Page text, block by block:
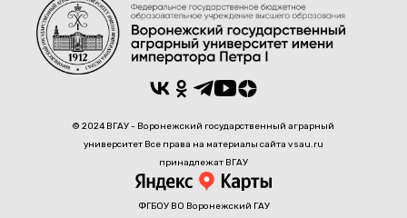
© 2024 ВГАУ - Воронежский государственный аграрный
университет Все права на материалы сайта vsau.ru
принадлежат ВГАУ
ФГБОУ ВО Воронежский ГАУ